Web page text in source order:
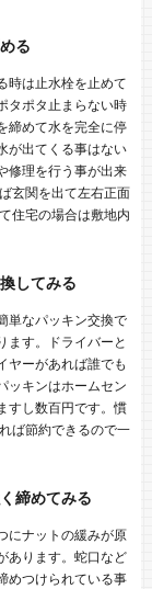
る
時は止水栓を止めて
タポタ止まらない時
締めて水を完全に停
が出てくる事はない
修理を行う事が出来
玄関を出て左右正面
住宅の場合は敷地内
してみる
単なパッキン交換で
ます。ドライバーと
ヤーがあれば誰でも
ッキンはホームセン
すし数百円です。慣
ば節約できるので一
締めてみる
にナットの緩みが原
あります。蛇口など
めつけられている事